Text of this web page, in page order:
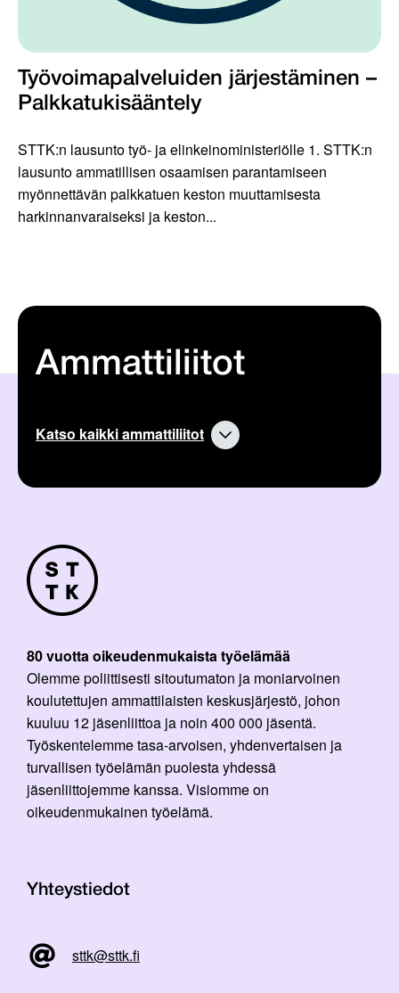
Työvoimapalveluiden järjestäminen –
Palkkatukisääntely
STTK:n lausunto työ- ja elinkeinoministeriölle 1. STTK:n
lausunto ammatillisen osaamisen parantamiseen
myönnettävän palkkatuen keston muuttamisesta
harkinnanvaraiseksi ja keston...
Ammattiliitot
Katso kaikki ammattiliitot
80 vuotta oikeudenmukaista työelämää
Olemme poliittisesti sitoutumaton ja moniarvoinen
koulutettujen ammattilaisten keskusjärjestö, johon
kuuluu 12 jäsenliittoa ja noin 400 000 jäsentä.
Työskentelemme tasa-arvoisen, yhdenvertaisen ja
turvallisen työelämän puolesta yhdessä
jäsenliittojemme kanssa. Visiomme on
oikeudenmukainen työelämä.
Yhteystiedot
sttk@sttk.fi